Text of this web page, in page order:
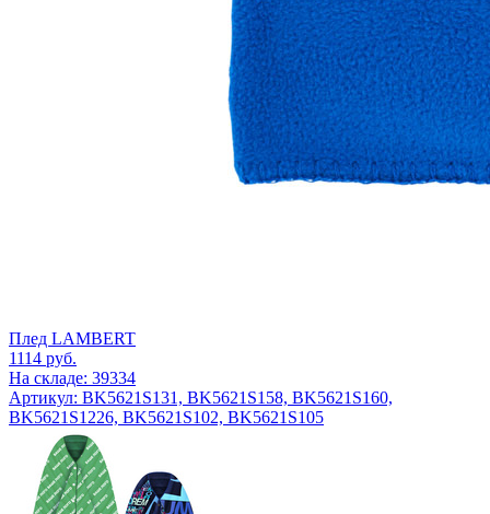
Плед LAMBERT
1114 руб.
На складе: 39334
Артикул: BK5621S131, BK5621S158, BK5621S160,
BK5621S1226, BK5621S102, BK5621S105